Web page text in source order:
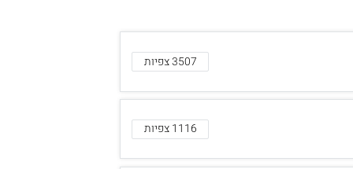
3507 צפיות
1116 צפיות